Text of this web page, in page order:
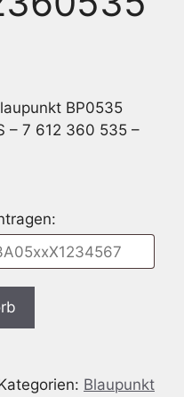
BP0535
– 7 612 360 535 –
Blaupunkt